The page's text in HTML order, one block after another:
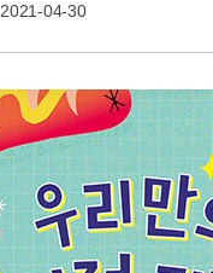
2021-04-30